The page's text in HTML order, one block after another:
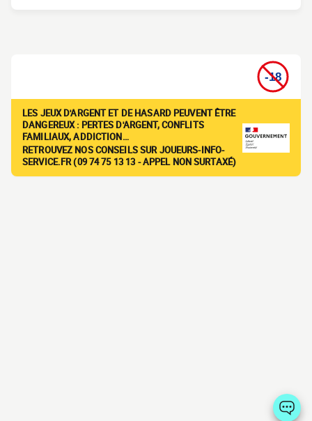
LES JEUX D'ARGENT ET DE HASARD PEUVENT ÊTRE
DANGEREUX : PERTES D'ARGENT, CONFLITS
FAMILIAUX, ADDICTION…
RETROUVEZ NOS CONSEILS SUR JOUEURS-INFO-
SERVICE.FR (09 74 75 13 13 - APPEL NON SURTAXÉ)